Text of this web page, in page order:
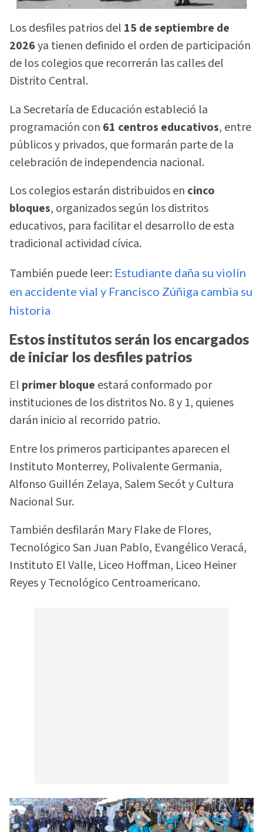
Los desfiles patrios del 15 de septiembre de
2026ya tienen definido el orden de participación
de los colegios que recorrerán las calles del
Distrito Central.
La Secretaría de Educación estableció la
programación con 61 centros educativos, entre
públicos y privados, que formarán parte de la
celebración de independencia nacional.
Los colegios estarán distribuidos en cinco
bloques, organizados según los distritos
educativos, para facilitar el desarrollo de esta
tradicional actividad cívica.
También puede leer: Estudiante daña su violín
en accidente vial y Francisco Zúñiga cambia su
historia
Estos institutos serán los encargados
de iniciar los desfiles patrios
El primer bloque estará conformado por
instituciones de los distritos No. 8 y 1, quienes
darán inicio al recorrido patrio.
Entre los primeros participantes aparecen el
Instituto Monterrey, Polivalente Germania,
Alfonso Guillén Zelaya, Salem Secót y Cultura
Nacional Sur.
También desfilarán Mary Flake de Flores,
Tecnológico San Juan Pablo, Evangélico Veracá,
Instituto El Valle, Liceo Hoffman, Liceo Heiner
Reyes y Tecnológico Centroamericano.